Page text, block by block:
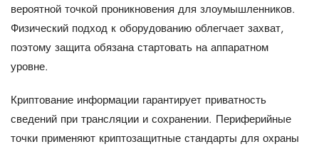
вероятной точкой проникновения для злоумышленников.
Физический подход к оборудованию облегчает захват,
поэтому защита обязана стартовать на аппаратном
уровне.
Криптование информации гарантирует приватность
сведений при трансляции и сохранении. Периферийные
точки применяют криптозащитные стандарты для охраны